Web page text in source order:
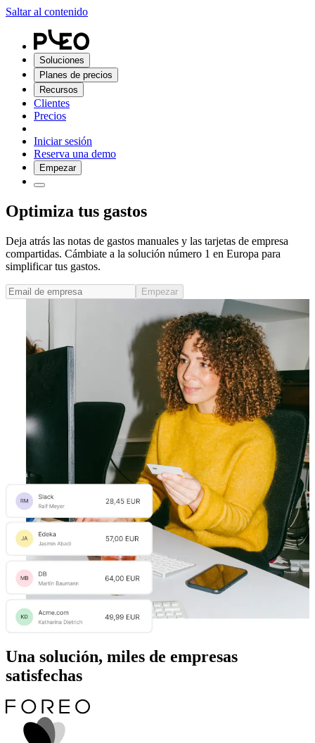
Saltar al contenido
Soluciones
Planes de precios
Recursos
Clientes
Precios
Iniciar sesión
Reserva una demo
Empezar
Optimiza tus gastos
Deja atrás las notas de gastos manuales y las tarjetas de empresa
compartidas. Cámbiate a la solución número 1 en Europa para
simplificar tus gastos.
Empezar
Una solución, miles de empresas
satisfechas